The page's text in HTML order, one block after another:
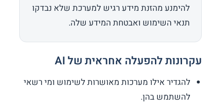
להימנע מהזנת מידע רגיש למערכת שלא נבדקו
תנאי השימוש ואבטחת המידע שלה.
עקרונות להפעלה אחראית של AI
להגדיר אילו מערכות מאושרות לשימוש ומי רשאי
להשתמש בהן.